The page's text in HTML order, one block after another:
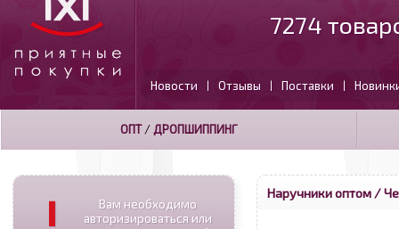
7274
Новости | Отзывы | Поставки |
ОПТ/ ДРОПШИППИНГ
Вам необходимо
авторизироваться или
Наручники оптом/